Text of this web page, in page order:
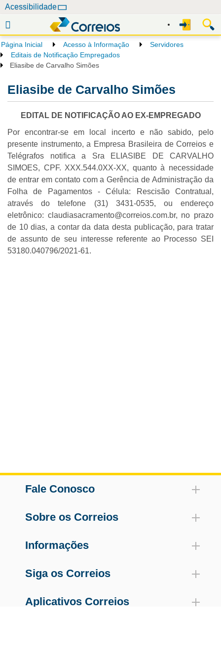
e
g
a
Acessibilidade
Página Inicial Acesso à Informação
Servidores
Editais de Notificação Empregados
Eliasibe de Carvalho Simões
Eliasibe de Carvalho Simões
EDITAL DE NOTIFICAÇÃO AO EX-EMPREGADO
Por encontrar-se em local incerto e não sabido, pelo
presente instrumento, a Empresa Brasileira de Correios e
Telégrafos notifica a Sra ELIASIBE DE CARVALHO
SIMOES, CPF. XXX.544.0XX-XX, quanto à necessidade
de entrar em contato com a Gerência de Administração da
Folha de Pagamentos - Célula: Rescisão Contratual,
através do telefone (31) 3431-0535, ou endereço
eletrônico: claudiasacramento@correios.com.br, no prazo
de 10 dias, a contar da data desta publicação, para tratar
de assunto de seu interesse referente ao Processo SEI
53180.040796/2021-61.
Fale Conosco
Sobre os Correios
Informações
Siga os Correios
Aplicativos Correios